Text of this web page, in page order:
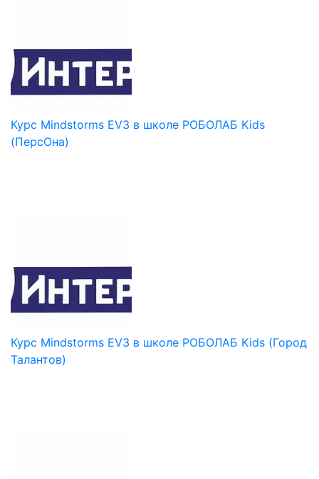
Курс Mindstorms EV3 в школе РОБОЛАБ Kids
(ПерсОна)
Курс Mindstorms EV3 в школе РОБОЛАБ Kids (Город
Талантов)